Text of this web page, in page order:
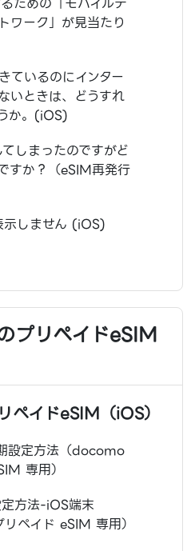
ワーク」が見当たり
ているのにインター
いときは、どうすれ
か。(iOS)
しまったのですがど
すか？（eSIM再発行
しません (iOS)
プリペイドeSIM
イドeSIM（iOS）
設定方法（docomo
専用）
方法-iOS端末
ペイド eSIM 専用）